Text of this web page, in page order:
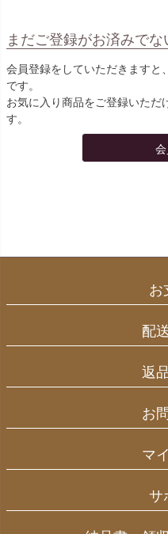
まだご登録がお済みでな
会員登録をしていただきますと
です。
お気に入り商品をご登録いただ
す。
お
配
返
お
マ
サ